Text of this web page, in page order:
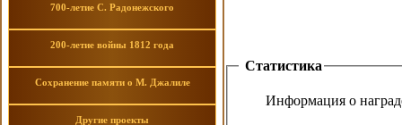
700-летие С. Радонежского
200-летие войны 1812 года
Сохранение памяти о М. Джалиле
Другие проекты
Статистика
Информация о